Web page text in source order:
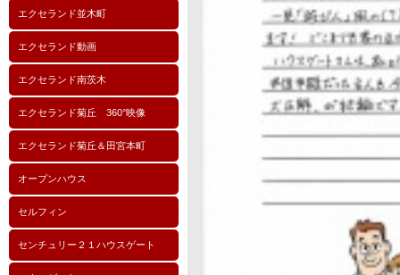
エクセランド並木町
エクセランド動画
エクセランド南茨木
エクセランド菊丘 360°映像
エクセランド菊丘＆田宮本町
オープンハウス
セルフィン
センチュリー２１ハウスゲート